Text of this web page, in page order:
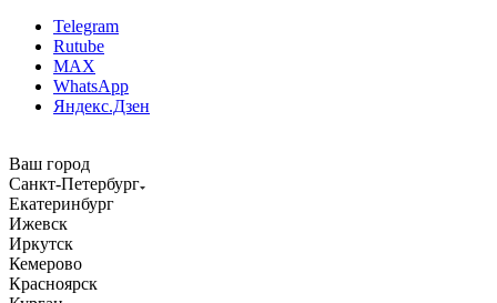
Telegram
Rutube
MAX
WhatsApp
Яндекс.Дзен
Ваш город
Санкт-Петербург
Екатеринбург
Ижевск
Иркутск
Кемерово
Красноярск